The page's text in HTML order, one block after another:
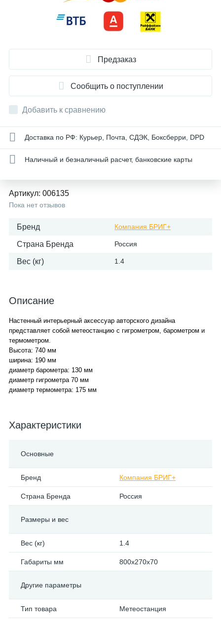
Предзаказ
Сообщить о поступлении
Добавить к сравнению
Доставка по РФ: Курьер, Почта, СДЭК, Боксберри, DPD
Наличный и безналичный расчет, банковские карты
Артикул: 006135
Пока нет отзывов
Бренд Компания БРИГ+
Страна Бренда Россия
Вес (кг) 1.4
Описание
Настенный интерьерный аксессуар авторского дизайна
представляет собой метеостанцию с гигрометром, барометром и
термометром.
Высота: 740 мм
ширина: 190 мм
диаметр барометра: 130 мм
диаметр гигрометра 70 мм
диаметр термометра: 175 мм
Характеристики
Основные
Бренд Компания БРИГ+
Страна Бренда Россия
Размеры и вес
Вес (кг) 1.4
Габариты мм 800x270x70
Другие параметры
Тип товара Метеостанция